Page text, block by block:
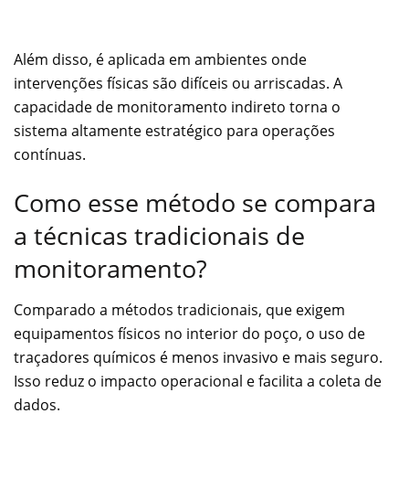
Além disso, é aplicada em ambientes onde
intervenções físicas são difíceis ou arriscadas. A
capacidade de monitoramento indireto torna o
sistema altamente estratégico para operações
contínuas.
Como esse método se compara
a técnicas tradicionais de
monitoramento?
Comparado a métodos tradicionais, que exigem
equipamentos físicos no interior do poço, o uso de
traçadores químicos é menos invasivo e mais seguro.
Isso reduz o impacto operacional e facilita a coleta de
dados.